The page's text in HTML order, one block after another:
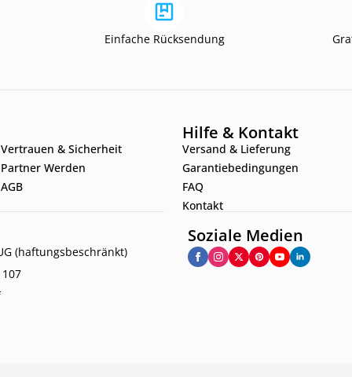
Einfache Rücksendung
Vertrauen & Sicherheit
Partner Werden
AGB
Hilfe & Kontakt
Versand & Lieferung
Garantiebedingungen
FAQ
Kontakt
(haftungsbeschränkt)
Soziale Medien